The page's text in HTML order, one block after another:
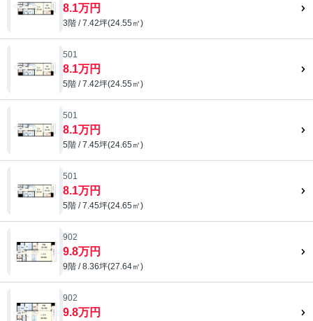
8.1万円
3階 / 7.42坪(24.55㎡)
501
8.1万円
5階 / 7.42坪(24.55㎡)
501
8.1万円
5階 / 7.45坪(24.65㎡)
501
8.1万円
5階 / 7.45坪(24.65㎡)
902
9.8万円
9階 / 8.36坪(27.64㎡)
902
9.8万円